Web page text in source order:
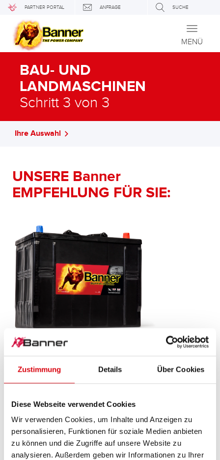
Zustimmung Details Über Cookies
Diese Webseite verwendet Cookies
Wir verwenden Cookies, um Inhalte und Anzeigen zu
personalisieren, Funktionen für soziale Medien anbieten
zu können und die Zugriffe auf unsere Website zu
analysieren. Außerdem geben wir Informationen zu Ihrer
PARTNER PORTAL ANFRAGE SUCHE
Toggle
MENÜ
BAU- UND
LANDMASCHINEN
Schritt 3 von 3
Ihre Auswahl
UNSERE Banner
EMPFEHLUNG FÜR SIE:
Buffalo Bull SLI
625 11
Originalqualität zum Nachrüsten (OE).
PRODUKTDETAILS >